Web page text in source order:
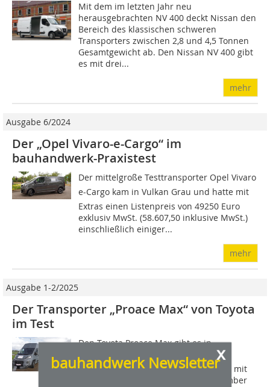
x
bauhandwerk Newsletter
Mit dem im letzten Jahr neu
herausgebrachten NV 400 deckt Nissan den
Bereich des klassischen schweren
Transporters zwischen 2,8 und 4,5 Tonnen
Gesamtgewicht ab. Den Nissan NV 400 gibt
es mit drei...
mehr
Ausgabe 6/2024
Der „Opel Vivaro-e-Cargo“ im
bauhandwerk-Praxistest
Der mittelgroße Testtransporter Opel Vivaro
e-Cargo kam in Vulkan Grau und hatte mit
Extras einen Listenpreis von 49250 Euro
exklusiv MwSt. (58.607,50 inklusive MwSt.)
einschließlich einiger...
mehr
Ausgabe 1-2/2025
Der Transporter „Proace Max“ von Toyota
im Test
Den Toyota Proace Max gibt es in
zahlreichen Karosserieformen: als
Kastenwagen, Pritsche, Doppelkabine, mit
Kipper und als Fahrgestell. Im September